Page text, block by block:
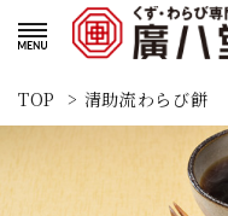
TOP > 清助流わらび餅